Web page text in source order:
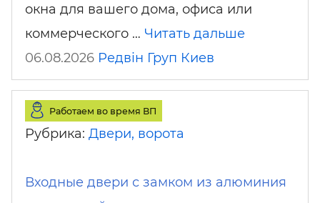
окна для вашего дома, офиса или
коммерческого … Читать дальше
06.08.2026 Редвін Груп Киев
Работаем во время ВП
Рубрика: Двери, ворота
Входные двери с замком из алюминия